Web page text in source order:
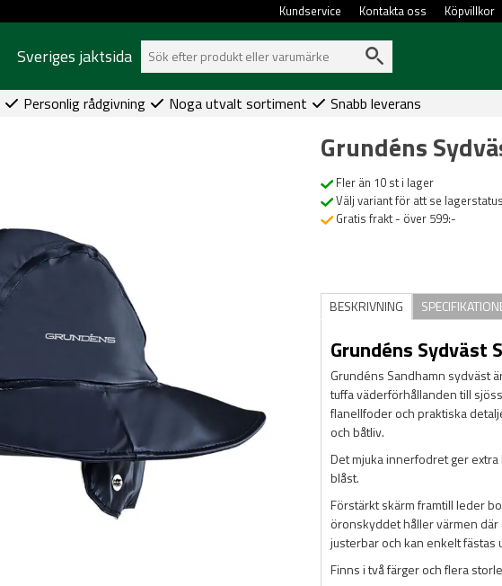
Köpvillkor
Kontakta oss
Kundservice
Sveriges jaktsida
Personlig rådgivning Noga utvalt sortiment Snabb leverans
Grundéns
Fler än 10 st i lager
Välj variant för att se lagerstatus
Gratis frakt - över 599:-
BESKRIVNING
Grundéns Sydväst
Grundéns Sandhamn sydväst
tuffa väderförhållanden till
flanellfoder och praktiska
och båtliv.
Det mjuka innerfodret ger
blåst.
Förstärkt skärm framtill leder
öronskyddet håller värmen
justerbar och kan enkelt fästas
Finns i två färger och flera